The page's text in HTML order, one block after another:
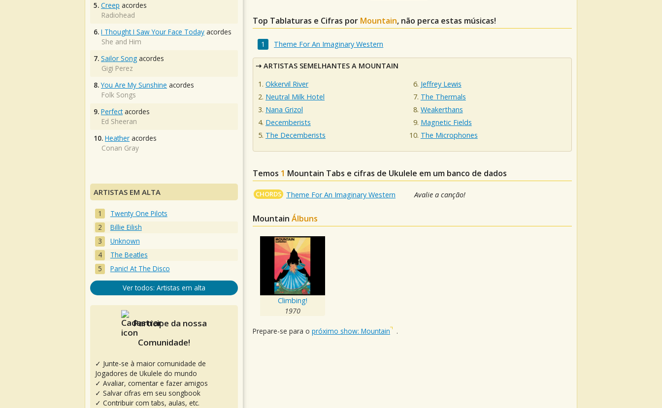
Top Tablaturas e Cifras por Mountain, não perca estas músicas!
Theme For An Imaginary Western
ARTISTAS SEMELHANTES A MOUNTAIN
Okkervil River
Neutral Milk Hotel
Nana Grizol
Decemberists
The Decemberists
Jeffrey Lewis
The Thermals
Weakerthans
Magnetic Fields
The Microphones
Temos 1 Mountain Tabs e cifras de Ukulele em um banco de dados
CHORDS Theme For An Imaginary Western Avalie a canção!
Mountain Álbuns
Climbing!
1970
Prepare-se para o próximo show: Mountain .
5. Creep acordes
Radiohead
6. I Thought I Saw Your Face Today acordes
She and Him
7. Sailor Song acordes
Gigi Perez
8. You Are My Sunshine acordes
Folk Songs
9. Perfectacordes
Ed Sheeran
10. Heather acordes
Conan Gray
ARTISTAS EM ALTA
Twenty One Pilots
Billie Eilish
Unknown
The Beatles
Panic! At The Disco
Ver todos: Artistas em alta
Participe da nossa
Comunidade!
✓ Junte-se à maior comunidade de
Jogadores de Ukulele do mundo
✓ Avaliar, comentar e fazer amigos
✓ Salvar cifras em seu songbook
✓ Contribuir com tabs, aulas, etc.